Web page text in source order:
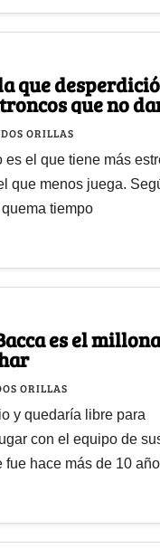
que desperdició
que no
ORILLAS
el que tiene más
que menos juega.
tiempo
es el
ORILLAS
y quedaría libre para
con el equipo de
hace más de 10